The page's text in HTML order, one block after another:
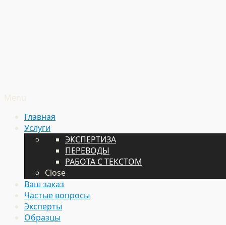
Menu
Главная
Услуги
ЭКСПЕРТИЗА
ПЕРЕВОДЫ
РАБОТА С ТЕКСТОМ
Close
Ваш заказ
Частые вопросы
Эксперты
Образцы